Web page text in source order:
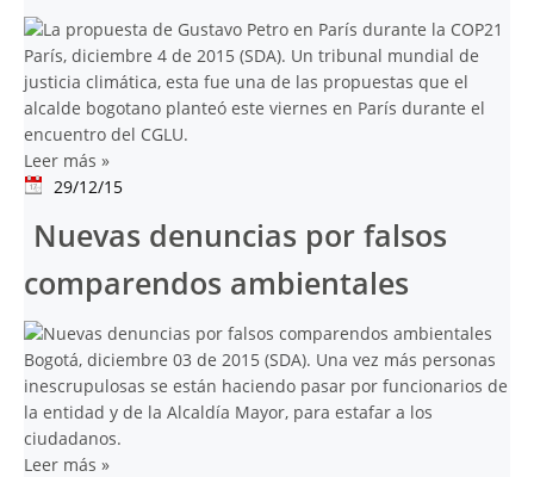
París, diciembre 4 de 2015 (SDA). Un tribunal mundial de
justicia climática, esta fue una de las propuestas que el
alcalde bogotano planteó este viernes en París durante el
encuentro del CGLU.
Leer más »
29/12/15
Nuevas denuncias por falsos
comparendos ambientales
Bogotá, diciembre 03 de 2015 (SDA). Una vez más personas
inescrupulosas se están haciendo pasar por funcionarios de
la entidad y de la Alcaldía Mayor, para estafar a los
ciudadanos.
Leer más »